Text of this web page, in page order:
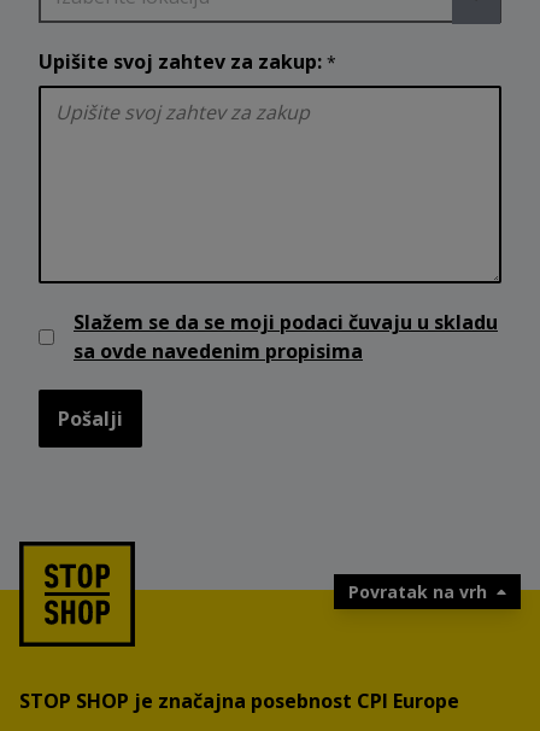
Upišite svoj zahtev za zakup: *
Slažem se da se moji podaci čuvaju u skladu
sa ovde navedenim propisima
Pošalji
Povratak na vrh
STOP SHOP je značajna posebnost CPI Europe